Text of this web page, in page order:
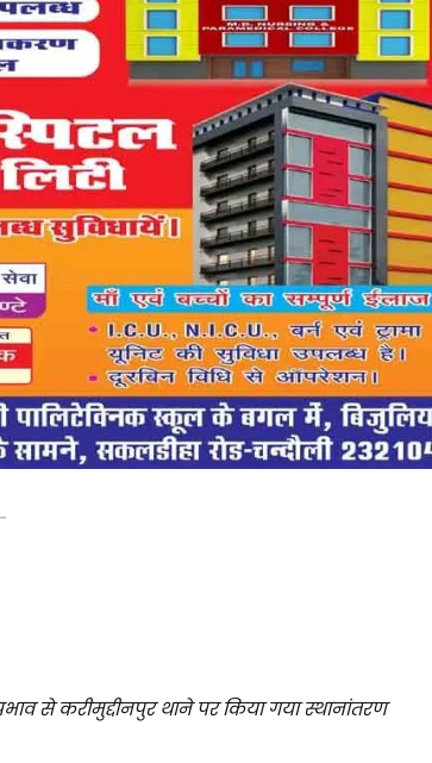
से करीमुद्दीनपुर थाने पर किया गया स्थानांतरण